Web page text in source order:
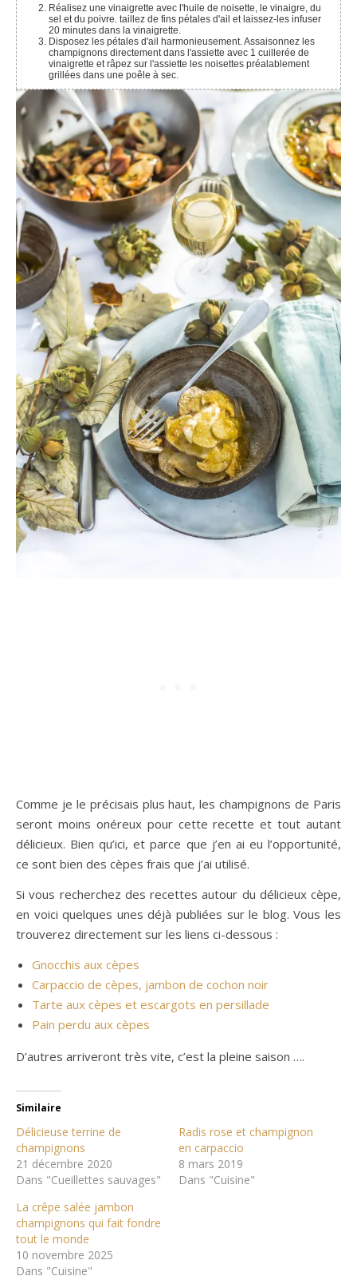
Réalisez une vinaigrette avec l'huile de noisette, le vinaigre, du
sel et du poivre. taillez de fins pétales d'ail et laissez-les infuser
20 minutes dans la vinaigrette.
Disposez les pétales d'ail harmonieusement. Assaisonnez les
champignons directement dans l'assiette avec 1 cuillerée de
vinaigrette et râpez sur l'assiette les noisettes préalablement
grillées dans une poêle à sec.
Comme je le précisais plus haut, les champignons de Paris
seront moins onéreux pour cette recette et tout autant
délicieux. Bien qu’ici, et parce que j’en ai eu l’opportunité,
ce sont bien des cèpes frais que j’ai utilisé.
Si vous recherchez des recettes autour du délicieux cèpe,
en voici quelques unes déjà publiées sur le blog. Vous les
trouverez directement sur les liens ci-dessous :
Gnocchis aux cèpes
Carpaccio de cèpes, jambon de cochon noir
Tarte aux cèpes et escargots en persillade
Pain perdu aux cèpes
D’autres arriveront très vite, c’est la pleine saison ….
Similaire
Délicieuse terrine de
champignons
21 décembre 2020
Dans "Cueillettes sauvages"
Radis rose et champignon
en carpaccio
8 mars 2019
Dans "Cuisine"
La crêpe salée jambon
champignons qui fait fondre
tout le monde
10 novembre 2025
Dans "Cuisine"